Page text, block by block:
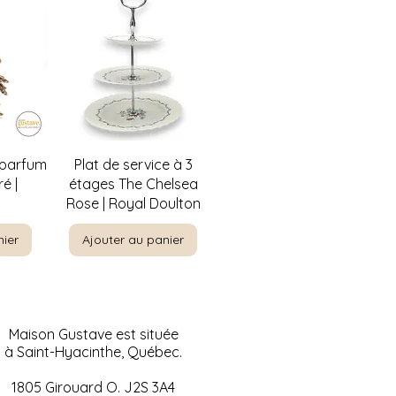
|
Aperçu rapide
Plat de service à 3
étages The Chelsea
Rose | Royal Doulton
Ajouter au panier
Maison Gustave est située
à Saint-Hyacinthe, Québec.
1805 Girouard O. J2S 3A4